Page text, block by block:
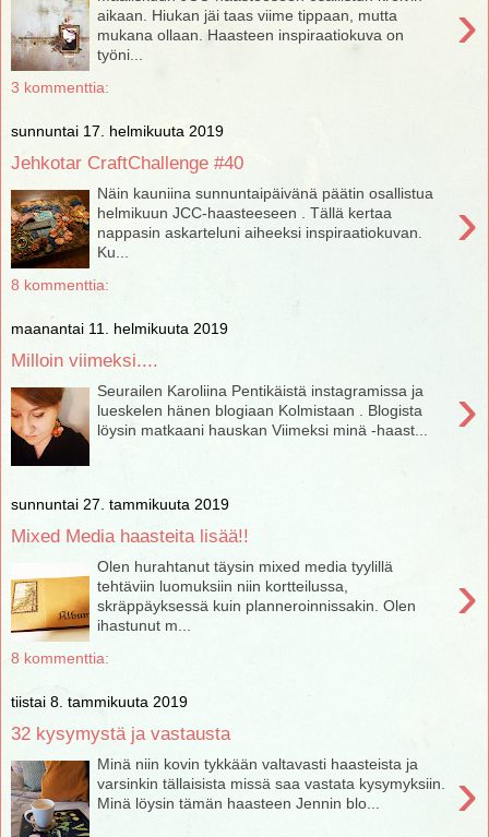
›
aikaan. Hiukan jäi taas viime tippaan, mutta
mukana ollaan. Haasteen inspiraatiokuva on
työni...
3 kommenttia:
sunnuntai 17. helmikuuta 2019
Jehkotar CraftChallenge #40
›
Näin kauniina sunnuntaipäivänä päätin osallistua
helmikuun JCC-haasteeseen . Tällä kertaa
nappasin askarteluni aiheeksi inspiraatiokuvan.
Ku...
8 kommenttia:
maanantai 11. helmikuuta 2019
Milloin viimeksi....
›
Seurailen Karoliina Pentikäistä instagramissa ja
lueskelen hänen blogiaan Kolmistaan . Blogista
löysin matkaani hauskan Viimeksi minä -haast...
sunnuntai 27. tammikuuta 2019
Mixed Media haasteita lisää!!
›
Olen hurahtanut täysin mixed media tyylillä
tehtäviin luomuksiin niin kortteilussa,
skräppäyksessä kuin planneroinnissakin. Olen
ihastunut m...
8 kommenttia:
tiistai 8. tammikuuta 2019
32 kysymystä ja vastausta
›
Minä niin kovin tykkään valtavasti haasteista ja
varsinkin tällaisista missä saa vastata kysymyksiin.
Minä löysin tämän haasteen Jennin blo...